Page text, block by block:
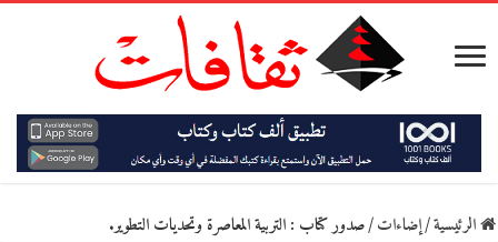
الرئيسية/إضاءات/صدور كتاب : التربية المعاصرة وتحديات التطوير.